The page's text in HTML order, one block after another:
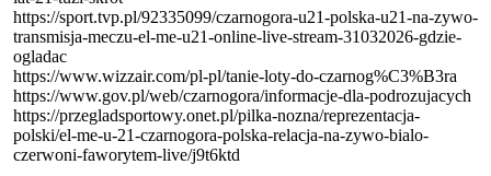
https://sport.tvp.pl/92335099/czarnogora-u21-polska-u21-na-zywo-
transmisja-meczu-el-me-u21-online-live-stream-31032026-gdzie-
ogladac
https://www.wizzair.com/pl-pl/tanie-loty-do-czarnog%C3%B3ra
https://www.gov.pl/web/czarnogora/informacje-dla-podrozujacych
https://przegladsportowy.onet.pl/pilka-nozna/reprezentacja-
polski/el-me-u-21-czarnogora-polska-relacja-na-zywo-bialo-
czerwoni-faworytem-live/j9t6ktd